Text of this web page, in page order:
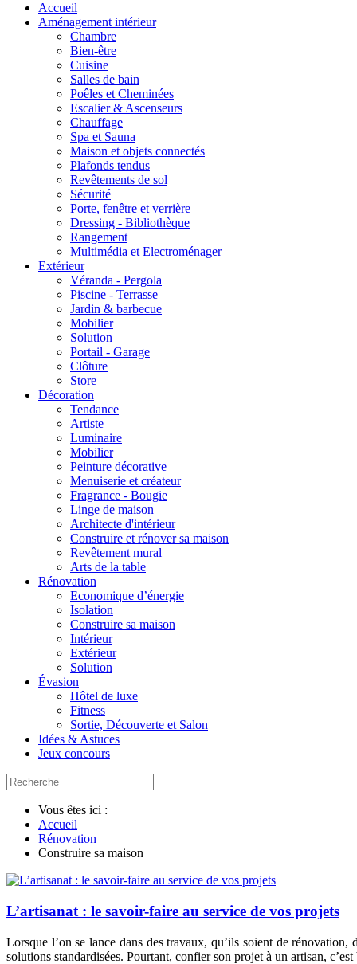
Accueil
Aménagement intérieur
Chambre
Bien-être
Cuisine
Salles de bain
Poêles et Cheminées
Escalier & Ascenseurs
Chauffage
Spa et Sauna
Maison et objets connectés
Plafonds tendus
Revêtements de sol
Sécurité
Porte, fenêtre et verrière
Dressing - Bibliothèque
Rangement
Multimédia et Electroménager
Extérieur
Véranda - Pergola
Piscine - Terrasse
Jardin & barbecue
Mobilier
Solution
Portail - Garage
Clôture
Store
Décoration
Tendance
Artiste
Luminaire
Mobilier
Peinture décorative
Menuiserie et créateur
Fragrance - Bougie
Linge de maison
Architecte d'intérieur
Construire et rénover sa maison
Revêtement mural
Arts de la table
Rénovation
Economique d’énergie
Isolation
Construire sa maison
Intérieur
Extérieur
Solution
Évasion
Hôtel de luxe
Fitness
Sortie, Découverte et Salon
Idées & Astuces
Jeux concours
Vous êtes ici :
Accueil
Rénovation
Construire sa maison
L’artisanat : le savoir-faire au service de vos projets
Lorsque l’on se lance dans des travaux, qu’ils soient de
solutions standardisées. Pourtant, confier son projet à un artisan,